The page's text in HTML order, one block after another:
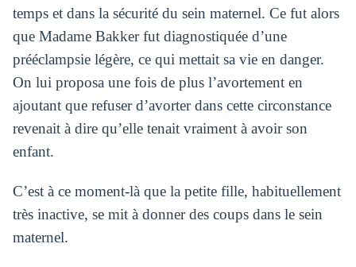
temps et dans la sécurité du sein maternel. Ce fut alors
que Madame Bakker fut diagnostiquée d’une
prééclampsie légère, ce qui mettait sa vie en danger.
On lui proposa une fois de plus l’avortement en
ajoutant que refuser d’avorter dans cette circonstance
revenait à dire qu’elle tenait vraiment à avoir son
enfant.
C’est à ce moment-là que la petite fille, habituellement
très inactive, se mit à donner des coups dans le sein
maternel.